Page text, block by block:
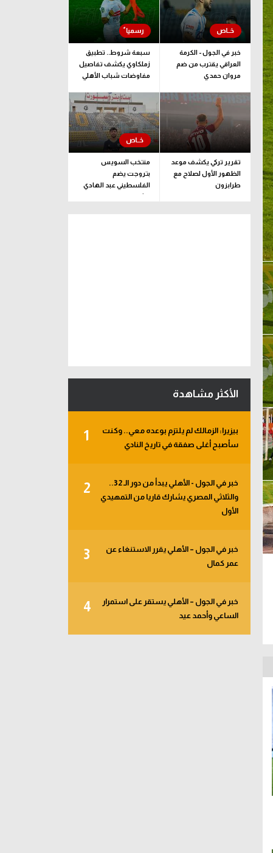
خبر في الجول - الكرمة
العراقي يقترب من ضم
مروان حمدي
سبعة شروط.. تطبيق
زملكاوي يكشف تفاصيل
مفاوضات شباب الأهلي
تقرير تركي يكشف موعد
الظهور الأول لصلاح مع
طرابزون
منتخب السويس
بتروجت يضم
الفلسطيني عبد الهادي
راشد
الأكثر مشاهدة
1
بيزيرا: الزمالك لم يلتزم بوعده معي.. وكنت
سأصبح أغلى صفقة في تاريخ النادي
2
خبر في الجول - الأهلي يبدأ من دور الـ 32..
والثلاثي المصري يشارك قاريا من التمهيدي
الأول
3
خبر في الجول – الأهلي يقرر الاستنغاء عن
عمر كمال
4
خبر في الجول – الأهلي يستقر على استمرار
الساعي وأحمد عيد